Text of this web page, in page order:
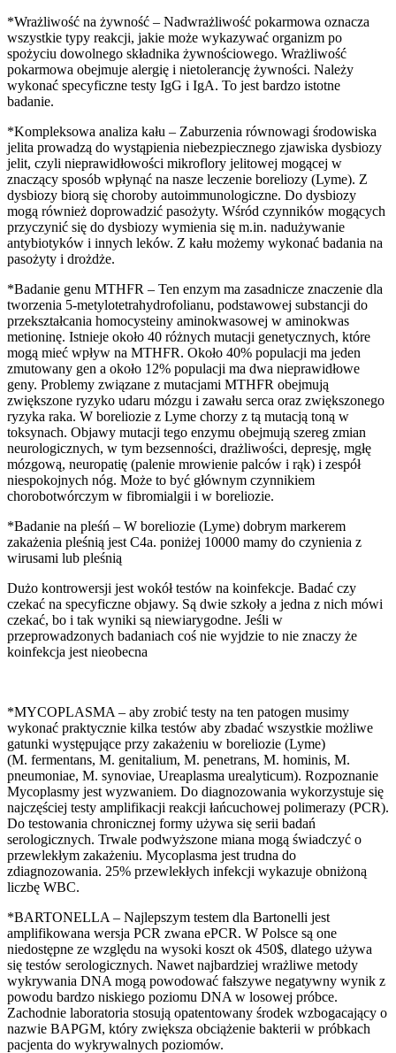
*Wrażliwość na żywność – Nadwrażliwość pokarmowa oznacza
wszystkie typy reakcji, jakie może wykazywać organizm po
spożyciu dowolnego składnika żywnościowego. Wrażliwość
pokarmowa obejmuje alergię i nietolerancję żywności. Należy
wykonać specyficzne testy IgG i IgA. To jest bardzo istotne
badanie.
*Kompleksowa analiza kału – Zaburzenia równowagi środowiska
jelita prowadzą do wystąpienia niebezpiecznego zjawiska dysbiozy
jelit, czyli nieprawidłowości mikroflory jelitowej mogącej w
znaczący sposób wpłynąć na nasze leczenie boreliozy (Lyme). Z
dysbiozy biorą się choroby autoimmunologiczne. Do dysbiozy
mogą również doprowadzić pasożyty. Wśród czynników mogących
przyczynić się do dysbiozy wymienia się m.in. nadużywanie
antybiotyków i innych leków. Z kału możemy wykonać badania na
pasożyty i drożdże.
*Badanie genu MTHFR – Ten enzym ma zasadnicze znaczenie dla
tworzenia 5-metylotetrahydrofolianu, podstawowej substancji do
przekształcania homocysteiny aminokwasowej w aminokwas
metioninę. Istnieje około 40 różnych mutacji genetycznych, które
mogą mieć wpływ na MTHFR. Około 40% populacji ma jeden
zmutowany gen a około 12% populacji ma dwa nieprawidłowe
geny. Problemy związane z mutacjami MTHFR obejmują
zwiększone ryzyko udaru mózgu i zawału serca oraz zwiększonego
ryzyka raka. W boreliozie z Lyme chorzy z tą mutacją toną w
toksynach. Objawy mutacji tego enzymu obejmują szereg zmian
neurologicznych, w tym bezsenności, drażliwości, depresję, mgłę
mózgową, neuropatię (palenie mrowienie palców i rąk) i zespół
niespokojnych nóg. Może to być głównym czynnikiem
chorobotwórczym w fibromialgii i w boreliozie.
*Badanie na pleśń – W boreliozie (Lyme) dobrym markerem
zakażenia pleśnią jest C4a. poniżej 10000 mamy do czynienia z
wirusami lub pleśnią
Dużo kontrowersji jest wokół testów na koinfekcje. Badać czy
czekać na specyficzne objawy. Są dwie szkoły a jedna z nich mówi
czekać, bo i tak wyniki są niewiarygodne. Jeśli w
przeprowadzonych badaniach coś nie wyjdzie to nie znaczy że
koinfekcja jest nieobecna
*MYCOPLASMA – aby zrobić testy na ten patogen musimy
wykonać praktycznie kilka testów aby zbadać wszystkie możliwe
gatunki występujące przy zakażeniu w boreliozie (Lyme)
(M. fermentans, M. genitalium, M. penetrans, M. hominis, M.
pneumoniae, M. synoviae, Ureaplasma urealyticum). Rozpoznanie
Mycoplasmy jest wyzwaniem. Do diagnozowania wykorzystuje się
najczęściej testy amplifikacji reakcji łańcuchowej polimerazy (PCR).
Do testowania chronicznej formy używa się serii badań
serologicznych. Trwale podwyższone miana mogą świadczyć o
przewlekłym zakażeniu. Mycoplasma jest trudna do
zdiagnozowania. 25% przewlekłych infekcji wykazuje obniżoną
liczbę WBC.
*BARTONELLA – Najlepszym testem dla Bartonelli jest
amplifikowana wersja PCR zwana ePCR. W Polsce są one
niedostępne ze względu na wysoki koszt ok 450$, dlatego używa
się testów serologicznych. Nawet najbardziej wrażliwe metody
wykrywania DNA mogą powodować fałszywe negatywny wynik z
powodu bardzo niskiego poziomu DNA w losowej próbce.
Zachodnie laboratoria stosują opatentowany środek wzbogacający o
nazwie BAPGM, który zwiększa obciążenie bakterii w próbkach
pacjenta do wykrywalnych poziomów.